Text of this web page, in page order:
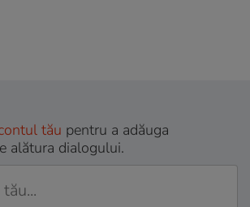
tău pentru a adăuga
alătura dialogului.